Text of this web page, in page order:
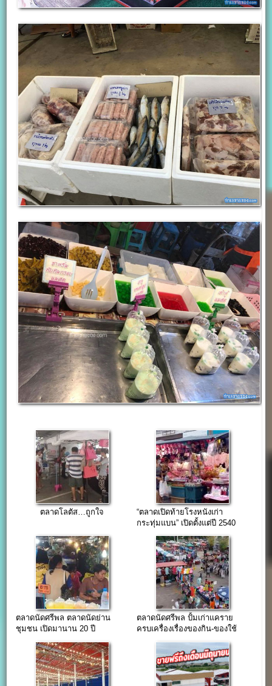
ตลาดโลตัส…ถูกใจ
“ตลาดเปิดท้ายโรงหนังเก่า
กระทุ่มแบน” เปิดตั้งแต่ปี 2540
ตลาดนัดศรีพล ตลาดนัดย่าน
ชุมชน เปิดมานาน 20 ปี
ตลาดนัดศรีพล ปั้มเก่าแคราย
ครบเครื่องเรื่องของกิน-ของใช้